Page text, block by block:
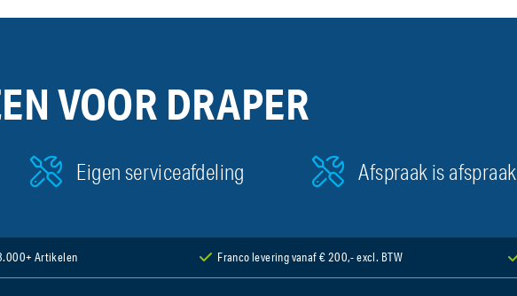
VOOR DRAPER
Eigen serviceafdeling Afspraak is afspraak
Artikelen Franco levering vanaf € 200,- excl. BTW